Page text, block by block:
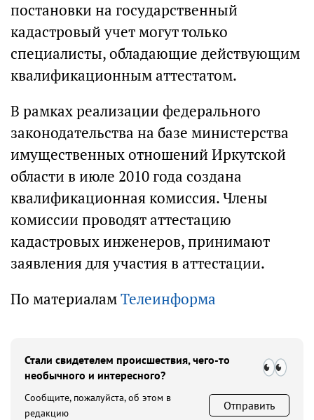
постановки на государственный
кадастровый учет могут только
специалисты, обладающие действующим
квалификационным аттестатом.
В рамках реализации федерального
законодательства на базе министерства
имущественных отношений Иркутской
области в июле 2010 года создана
квалификационная комиссия. Члены
комиссии проводят аттестацию
кадастровых инженеров, принимают
заявления для участия в аттестации.
По материаламТелеинформа
Стали свидетелем происшествия, чего-то
необычного и интересного?
Сообщите, пожалуйста, об этом в
редакцию
Отправить